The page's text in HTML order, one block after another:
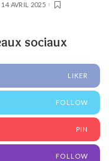
14 AVRIL 2025
sociaux
LIKER
FOLLOW
PIN
FOLLOW